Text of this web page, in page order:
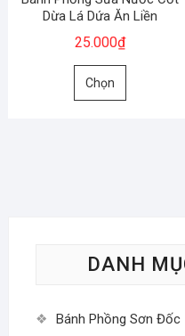
Dừa Lá Dứa Ăn Liền
25.000₫
Chọn
Sản
chọn
được
DANH
Bánh Phồng Sơn Đốc